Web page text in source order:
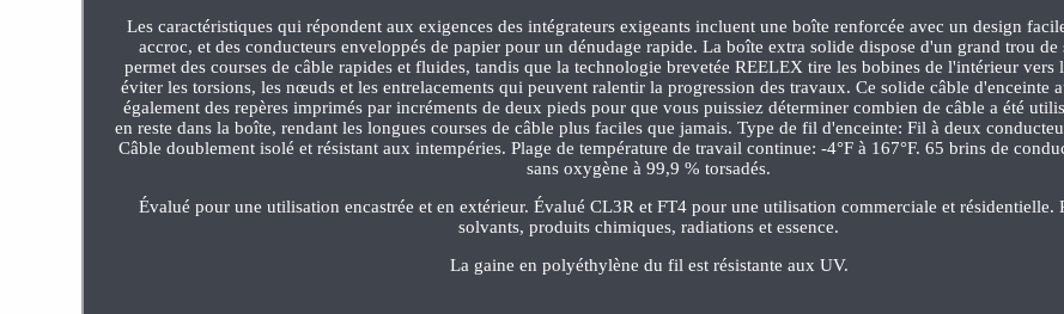
Les caractéristiques qui répondent aux exigences des intégrateurs exigeants incluent une boîte renforcée avec un design
accroc, et des conducteurs enveloppés de papier pour un dénudage rapide. La boîte extra solide dispose d'un grand trou de
permet des courses de câble rapides et fluides, tandis que la technologie brevetée REELEX tire les bobines de l'intérieur vers
éviter les torsions, les nœuds et les entrelacements qui peuvent ralentir la progression des travaux. Ce solide câble d'enceinte
également des repères imprimés par incréments de deux pieds pour que vous puissiez déterminer combien de câble a été
en reste dans la boîte, rendant les longues courses de câble plus faciles que jamais. Type de fil d'enceinte: Fil à deux
Câble doublement isolé et résistant aux intempéries. Plage de température de travail continue: -4°F à 167°F. 65 brins de
sans oxygène à 99,9 % torsadés.
Évalué pour une utilisation encastrée et en extérieur. Évalué CL3R et FT4 pour une utilisation commerciale et résidentielle.
solvants, produits chimiques, radiations et essence.
La gaine en polyéthylène du fil est résistante aux UV.